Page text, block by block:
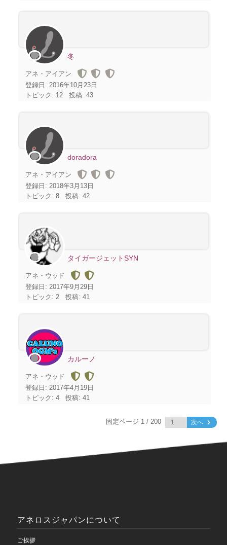
冬
アネ・アイアン
登録日: 2016年10月23日
トピック: 12
投稿: 43
doradora
アネ・アイアン
登録日: 2018年3月13日
トピック: 8
投稿: 42
タイガージェットSYN
アネ・ウッド
登録日: 2017年9月29日
トピック: 2
投稿: 41
カルーノ
アネ・ウッド
登録日: 2017年4月19日
トピック: 4
投稿: 41
固定ページ 1 / 200 次へ
アネロスジャパンについて
ご挨拶